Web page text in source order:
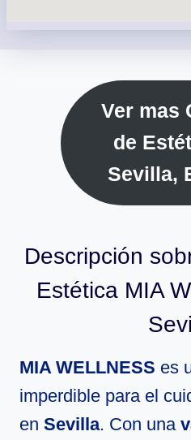
Ver mas
de
Sevilla,
Descripción
Estética MIA
MIA WELLNESS es
imperdible para el
en Sevilla. Con una